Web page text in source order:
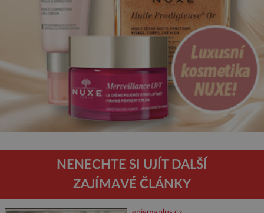
NENECHTE SI UJÍT DALŠÍ
ZAJÍMAVÉ ČLÁNKY